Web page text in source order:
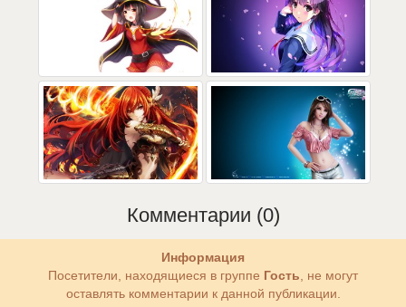
Комментарии (0)
Информация
Посетители, находящиеся в группе Гость , не могут
оставлять комментарии к данной публикации.